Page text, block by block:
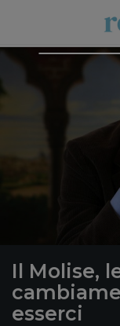
Il Molise,
esserci